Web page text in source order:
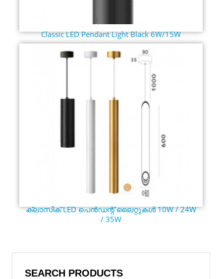
Classic LED Pendant Light Black 6W/15W
ക്ലാസിക് LED പെൻഡന്റ് ലൈറ്റുകൾ 10W / 24W
/ 35W
SEARCH PRODUCTS